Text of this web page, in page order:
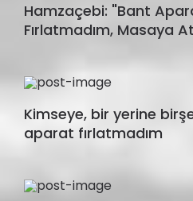
Hamzaçebi: "Bant
Fırlatmadım, Masaya
Kimseye, bir yerine
aparat fırlatmadım